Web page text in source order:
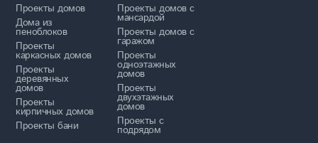
Проекты домов
Дома из
пеноблоков
Проекты
каркасных домов
Проекты
деревянных
домов
Проекты
кирпичных домов
Проекты бани
Проекты домов с
мансардой
Проекты домов с
гаражом
Проекты
одноэтажных
домов
Проекты
двухэтажных
домов
Проекты с
подрядом